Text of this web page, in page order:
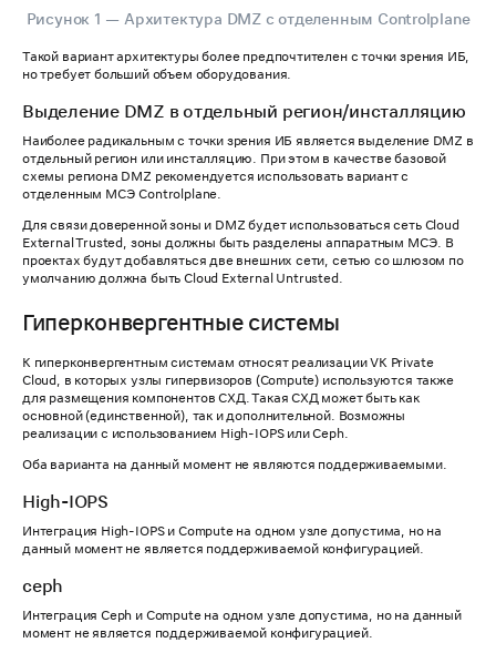
Рисунок 1 — Архитектура DMZ с отделенным Controlplane
Такой вариант архитектуры более предпочтителен с точки зрения ИБ,
но требует больший объем оборудования.
Выделение DMZ в отдельный регион/инсталляцию
Наиболее радикальным с точки зрения ИБ является выделение DMZ в
отдельный регион или инсталляцию. При этом в качестве базовой
схемы региона DMZ рекомендуется использовать вариант с
отделенным МСЭ Controlplane.
Для связи доверенной зоны и DMZ будет использоваться сеть Cloud
External Trusted, зоны должны быть разделены аппаратным МСЭ. В
проектах будут добавляться две внешних сети, сетью со шлюзом по
умолчанию должна быть Cloud External Untrusted.
Гиперконвергентные системы
К гиперконвергентным системам относят реализации VK Private
Cloud, в которых узлы гипервизоров (Compute) используются также
для размещения компонентов СХД. Такая СХД может быть как
основной (единственной), так и дополнительной. Возможны
реализации с использованием High-IOPS или Ceph.
Оба варианта на данный момент не являются поддерживаемыми.
High-IOPS
Интеграция High-IOPS и Compute на одном узле допустима, но на
данный момент не является поддерживаемой конфигурацией.
ceph
Интеграция Ceph и Compute на одном узле допустима, но на данный
момент не является поддерживаемой конфигурацией.